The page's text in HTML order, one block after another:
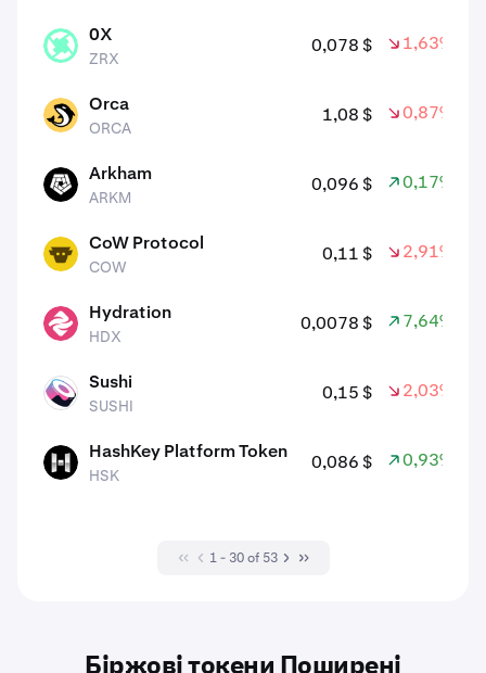
ZRX 0X
ZRX
0,078 $ 1,63%
ORCA Orca
ORCA
1,08 $ 0,87%
ARKM Arkham
ARKM
0,096 $ 0,17%
COW CoW Protocol
COW
0,11 $ 2,91%
HDX Hydration
HDX
0,0078 $ 7,64%
SUSHI Sushi
SUSHI
0,15 $ 2,03%
HSK HashKey Platform Token
HSK
0,086 $ 0,93%
1 - 30 of 53
Біржові токени Поширені